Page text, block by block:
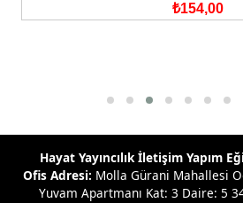
₺154,00
Hayat Yayıncılık İletişim Yapım
Ofis Adresi: Molla Gürani Mahallesi
Yuvam Apartmanı Kat: 3 Daire: 5